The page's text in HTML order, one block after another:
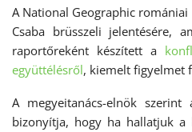
A National Geographic
Csaba brüsszeli jelentésére,
raportőreként készített a
együttélésről, kiemelt figyelmet
A megyeitanács-elnök
bizonyítja, hogy ha hallatjuk a